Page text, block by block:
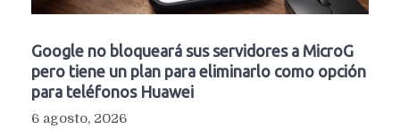
Google no bloqueará sus servidores a MicroG
pero tiene un plan para eliminarlo como opción
para teléfonos Huawei
6 agosto, 2026